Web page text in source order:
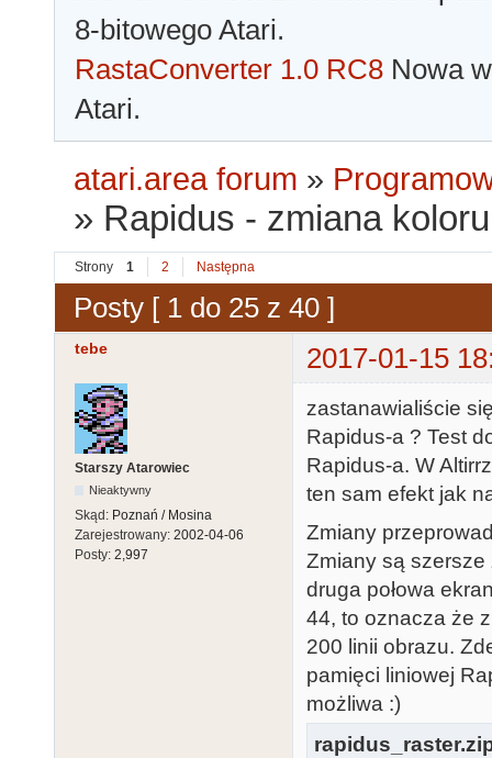
8-bitowego Atari.
RastaConverter 1.0 RC8 Nowa
Atari.
atari.area forum »
» Rapidus - zmiana
Strony 1 2 Następna
Posty [ 1 do 25 z 40 ]
tebe 2017-01-15
Starszy Atarowiec
Nieaktywny
Skąd: Poznań / Mosina
Zarejestrowany: 2002-04-06
Posty: 2,997
zastanawialiście
Rapidus-a ? Test
Rapidus-a. W
ten sam efekt jak
Zmiany
Zmiany są szersze
druga połowa
44, to oznacza że
200 linii obrazu.
pamięci liniowej
możliwa :)